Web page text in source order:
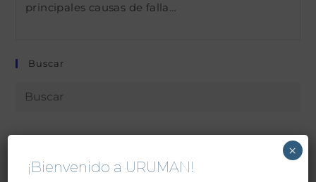
principales causas de falla…
Buscar
5º INGURU 2026 – 22º URUMAN 2026
¡Bienvenido a URUMAN!
×